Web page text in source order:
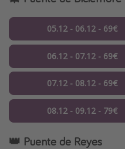
05.12 - 06.12 - 69€
06.12 - 07.12 - 69€
07.12 - 08.12 - 69€
08.12 - 09.12 - 79€
👑 Puente de Reyes